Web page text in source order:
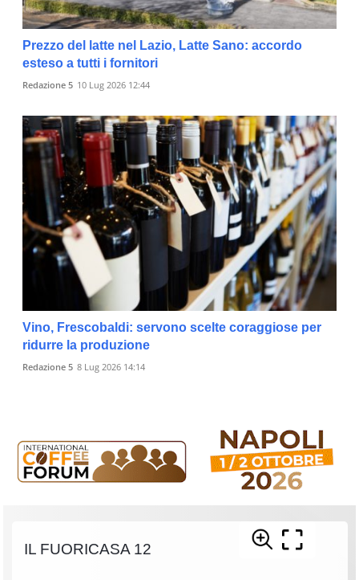
Prezzo del latte nel Lazio, Latte Sano: accordo
esteso a tutti i fornitori
Redazione 5 10 Lug 2026 12:44
Vino, Frescobaldi: servono scelte coraggiose per
ridurre la produzione
Redazione 5 8 Lug 2026 14:14